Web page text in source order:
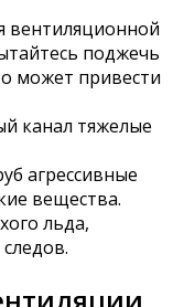
вентиляционной
поджечь
может привести
канал тяжелые
агрессивные
вещества.
льда,